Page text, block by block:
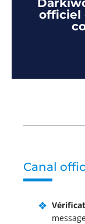
officiel
Canal